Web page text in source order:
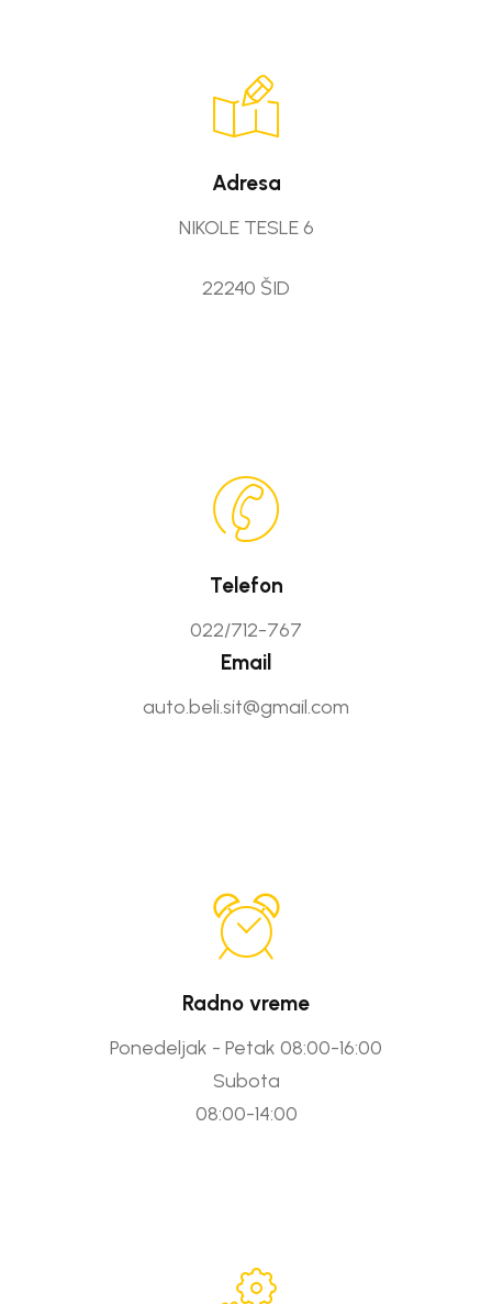
Adresa
NIKOLE TESLE 6
22240 ŠID
Telefon
022/712-767
Email
auto.beli.sit@gmail.com
Radno vreme
Ponedeljak - Petak 08:00-16:00
Subota
08:00-14:00